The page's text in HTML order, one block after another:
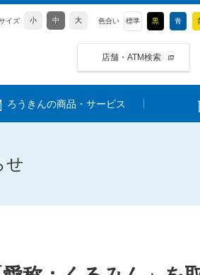
イズ 小 中 大 色合い 標準 黒 青
店舗・ATM検索
ろうきんの商品・サービス
せ